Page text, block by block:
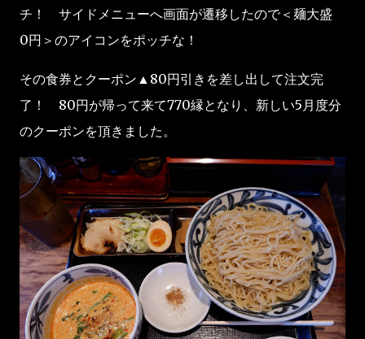
チ！ サイドメニューへ画面が遷移したので＜麺大盛
0円＞のアイコンをポッチな！
その食券とクーポン▲80円引きを差し出して注文完
了！ 80円が帰って来て770縁となり、新しい5月度分
のクーポンを頂きました。